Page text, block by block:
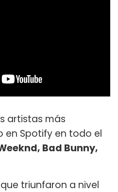
artistas más
en Spotify en todo el
Bad Bunny,
triunfaron a nivel